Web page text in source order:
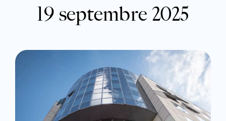
19 septembre 2025